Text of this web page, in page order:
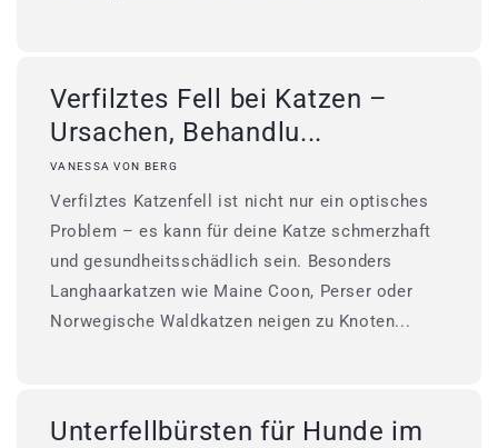
Verfilztes Fell bei Katzen –
Ursachen, Behandlu...
VANESSA VON BERG
Verfilztes Katzenfell ist nicht nur ein optisches
Problem – es kann für deine Katze schmerzhaft
und gesundheitsschädlich sein. Besonders
Langhaarkatzen wie Maine Coon, Perser oder
Norwegische Waldkatzen neigen zu Knoten...
Unterfellbürsten für Hunde im